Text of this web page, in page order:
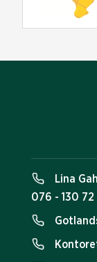
Lina
076 - 130 72